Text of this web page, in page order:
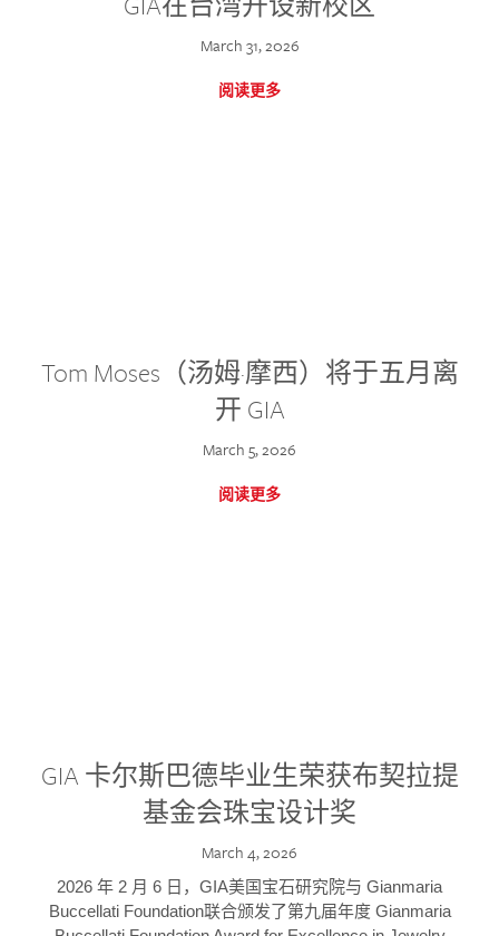
March 31, 2026
阅读更多
Tom Moses（汤姆·摩西）将于五月离
开 GIA
March 5, 2026
阅读更多
GIA 卡尔斯巴德毕业生荣获布契拉提
基金会珠宝设计奖
March 4, 2026
2026 年 2 月 6 日，GIA美国宝石研究院与 Gianmaria
Buccellati Foundation联合颁发了第九届年度 Gianmaria